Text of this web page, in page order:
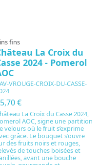
fins
La Croix du
2024 - Pomerol
VROUGE-CROIX-DU-CASSE-
€
La Croix du Casse 2024,
AOC, signe une partition
velours où le fruit s’exprime
grâce. Le bouquet s’ouvre
des fruits noirs et rouges,
de touches boisées et
avant une bouche